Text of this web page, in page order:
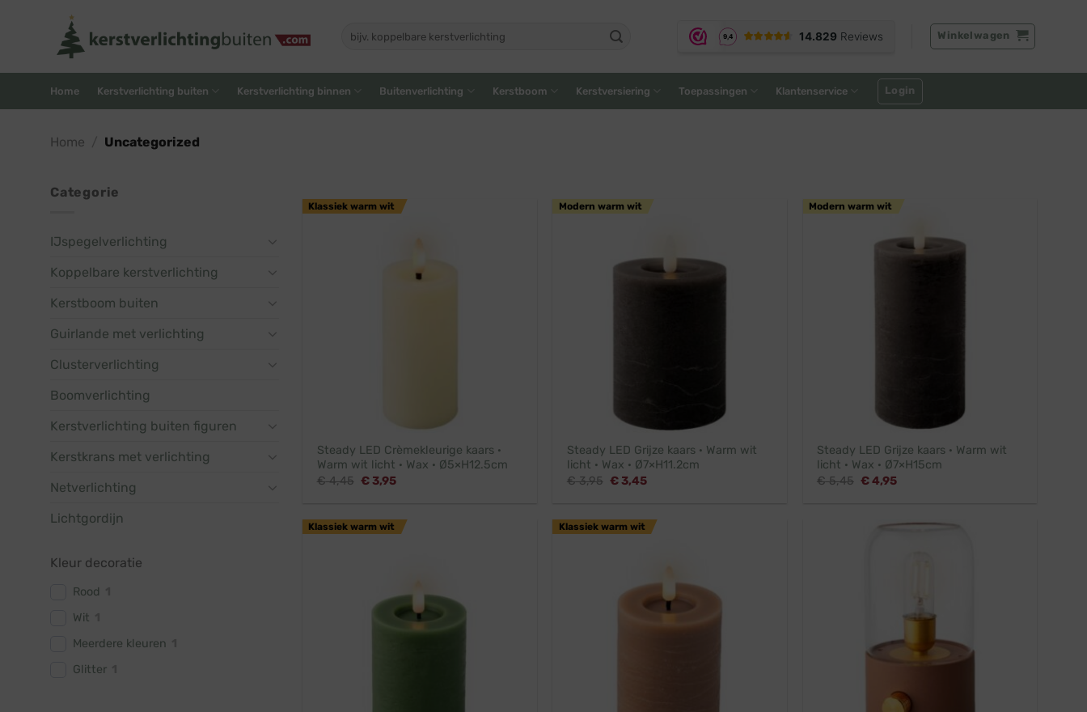
naar:
Winkelwagen
Home Kerstverlichting buiten Kerstverlichting binnen Buitenverlichting Kerstboom Kerstversiering Toepassingen Klantenservice Login
Home Uncategorized
Categorie
IJspegelverlichting
Koppelbare kerstverlichting
Kerstboom buiten
Guirlande met verlichting
Clusterverlichting
Boomverlichting
Kerstverlichting buiten figuren
Kerstkrans met verlichting
Netverlichting
Lichtgordijn
Kleur decoratie
Rood
Wit
Meerdere kleuren
Glitter
Klassiek warm wit
Steady LED Crèmekleurige kaars ·
Warm wit licht · Wax · Ø5×H12.5cm
€4,45 Oorspronkelijke
€3,95Huidige
Modern warm wit
Steady LED Grijze kaars · Warm wit
licht · Wax · Ø7×H11.2cm
€3,95 Oorspronkelijke
€3,45Huidige
Modern warm wit
Steady LED Grijze kaars · Warm wit
licht · Wax · Ø7×H15cm
€5,45 Oorspronkelijke
€4,95Huidige
Klassiek warm wit Klassiek warm wit